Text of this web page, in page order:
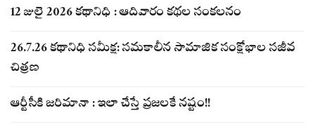
12 జులై 2026 కథానిధి : ఆదివారం కథల సంకలనం
26.7.26 కథానిధి సమీక్ష: సమకాలీన సామాజిక సంక్షోభాల సజీవ
చిత్రణ
ఆర్టీసీకి జరిమానా : ఇలా చేస్తే ప్రజలకే నష్టం!!